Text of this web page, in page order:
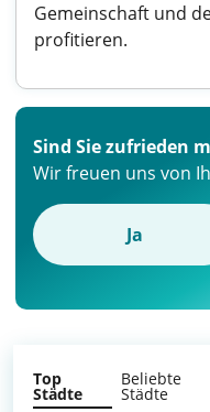
Gemeinschaft und
profitieren.
Sind Sie zufrieden
Wir freuen uns von
Ja
Top
Städte
Beliebte
Städte